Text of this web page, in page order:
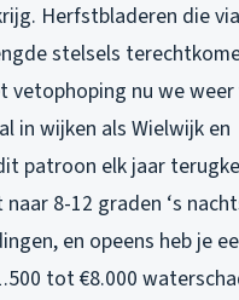
Herfstbladeren die via
stelsels
vetophoping nu we weer
in wijken als Wielwijk en
patroon elk jaar
8-12 graden ‘s
en opeens heb je
tot €8.000